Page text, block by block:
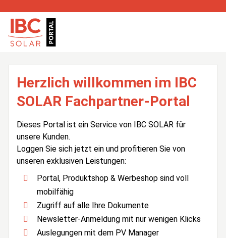
Herzlich willkommen im IBC
SOLAR Fachpartner-Portal
Dieses Portal ist ein Service von IBC SOLAR für
unsere Kunden.
Loggen Sie sich jetzt ein und profitieren Sie von
unseren exklusiven Leistungen:
Portal, Produktshop & Werbeshop sind voll
mobilfähig
Zugriff auf alle Ihre Dokumente
Newsletter-Anmeldung mit nur wenigen Klicks
Auslegungen mit dem PV Manager